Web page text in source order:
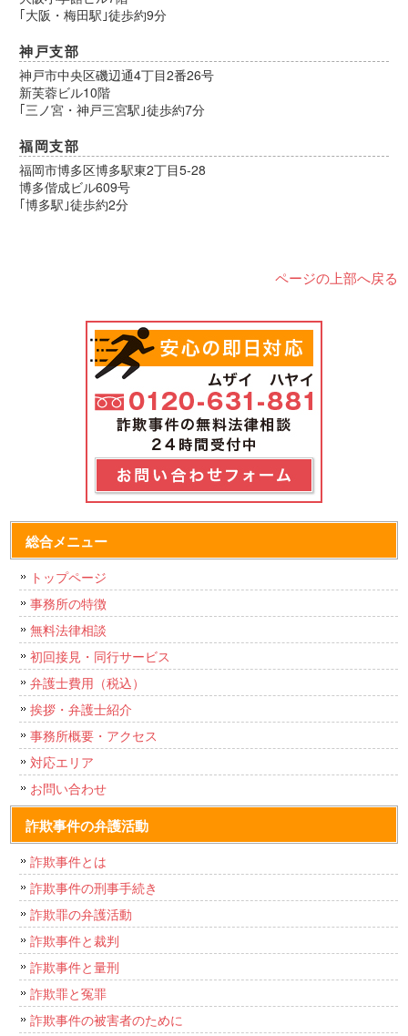
｢大阪・梅田駅｣徒歩約9分
神戸支部
神戸市中央区磯辺通4丁目2番26号
新芙蓉ビル10階
｢三ノ宮・神戸三宮駅｣徒歩約7分
福岡支部
福岡市博多区博多駅東2丁目5-28
博多偕成ビル609号
｢博多駅｣徒歩約2分
ページの上部へ戻る
総合メニュー
トップページ
事務所の特徴
無料法律相談
初回接見・同行サービス
弁護士費用（税込）
挨拶・弁護士紹介
事務所概要・アクセス
対応エリア
お問い合わせ
詐欺事件の弁護活動
詐欺事件とは
詐欺事件の刑事手続き
詐欺罪の弁護活動
詐欺事件と裁判
詐欺事件と量刑
詐欺罪と冤罪
詐欺事件の被害者のために